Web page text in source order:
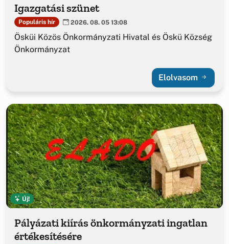
Igazgatási szünet
Populáris hír 2026. 08. 05 13:08
Ösküi Közös Önkormányzati Hivatal és Öskü Község
Önkormányzat
Elolvasom
Új!
Pályázati kiírás önkormányzati ingatlan
értékesítésére